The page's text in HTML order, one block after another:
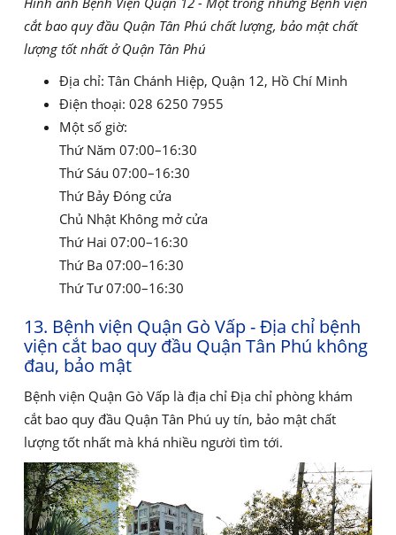
cắt bao quy đầu Quận Tân Phú chất lượng, bảo mật chất
lượng tốt nhất ở Quận Tân Phú
Địa chỉ: Tân Chánh Hiệp, Quận 12, Hồ Chí Minh
Điện thoại: 028 6250 7955
Một số giờ:
Thứ Năm 07:00–16:30
Thứ Sáu 07:00–16:30
Thứ Bảy Đóng cửa
Chủ Nhật Không mở cửa
Thứ Hai 07:00–16:30
Thứ Ba 07:00–16:30
Thứ Tư 07:00–16:30
13. Bệnh viện Quận Gò Vấp - Địa chỉ bệnh
viện cắt bao quy đầu Quận Tân Phú không
đau, bảo mật
Bệnh viện Quận Gò Vấp là địa chỉ Địa chỉ phòng khám
cắt bao quy đầu Quận Tân Phú uy tín, bảo mật chất
lượng tốt nhất mà khá nhiều người tìm tới.